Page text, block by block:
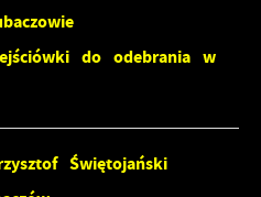
do odebrania w
Świętojański